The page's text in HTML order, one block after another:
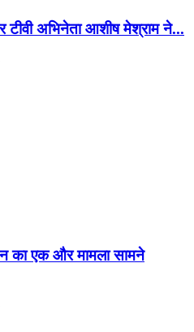
टीवी अभिनेता आशीष मेश्राम ने...
का एक और मामला सामने